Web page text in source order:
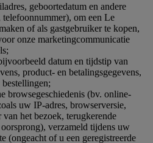
geboortedatum en andere
telefoonnummer), om een Le
of als gastgebruiker te kopen,
onze marketingcommunicatie
datum en tijdstip van
product- en betalingsgegevens,
browsegeschiedenis (bv. online-
uw IP-adres, browserversie,
van het bezoek, terugkerende
verzameld tijdens uw
(ongeacht of u een geregistreerde